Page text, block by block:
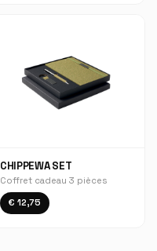
CHIPPEWA SET
Coffret cadeau 3 pièces
€ 12,75